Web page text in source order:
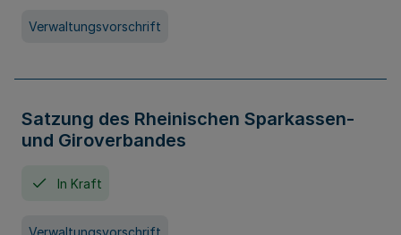
Verwaltungsvorschrift
Satzung des Rheinischen Sparkassen-
und Giroverbandes
In Kraft
Verwaltungsvorschrift